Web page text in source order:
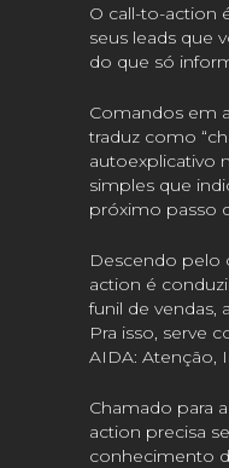
O call-to-action
seus leads que
do que só
Comandos em
traduz como
autoexplicativo
simples que
próximo passo
Descendo pelo
action é
funil de vendas,
Pra isso, serve
AIDA: Atenção,
Chamado para
action precisa
conhecimento